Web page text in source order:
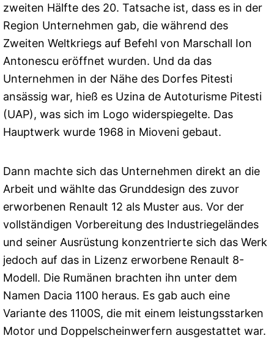
zweiten Hälfte des 20. Tatsache ist, dass es in der
Region Unternehmen gab, die während des
Zweiten Weltkriegs auf Befehl von Marschall Ion
Antonescu eröffnet wurden. Und da das
Unternehmen in der Nähe des Dorfes Pitesti
ansässig war, hieß es Uzina de Autoturisme Pitesti
(UAP), was sich im Logo widerspiegelte. Das
Hauptwerk wurde 1968 in Mioveni gebaut.
Dann machte sich das Unternehmen direkt an die
Arbeit und wählte das Grunddesign des zuvor
erworbenen Renault 12 als Muster aus. Vor der
vollständigen Vorbereitung des Industriegeländes
und seiner Ausrüstung konzentrierte sich das Werk
jedoch auf das in Lizenz erworbene Renault 8-
Modell. Die Rumänen brachten ihn unter dem
Namen Dacia 1100 heraus. Es gab auch eine
Variante des 1100S, die mit einem leistungsstarken
Motor und Doppelscheinwerfern ausgestattet war.